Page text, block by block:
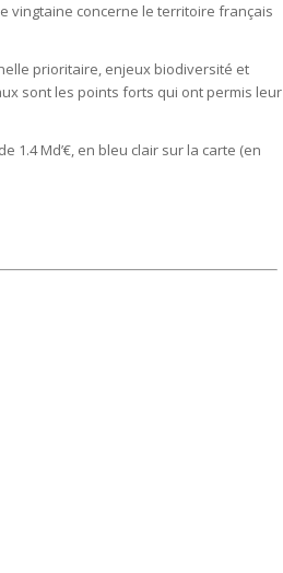
vingtaine concerne le territoire français
prioritaire, enjeux biodiversité et
sont les points forts qui ont permis leur
1.4 Md’€, en bleu clair sur la carte (en